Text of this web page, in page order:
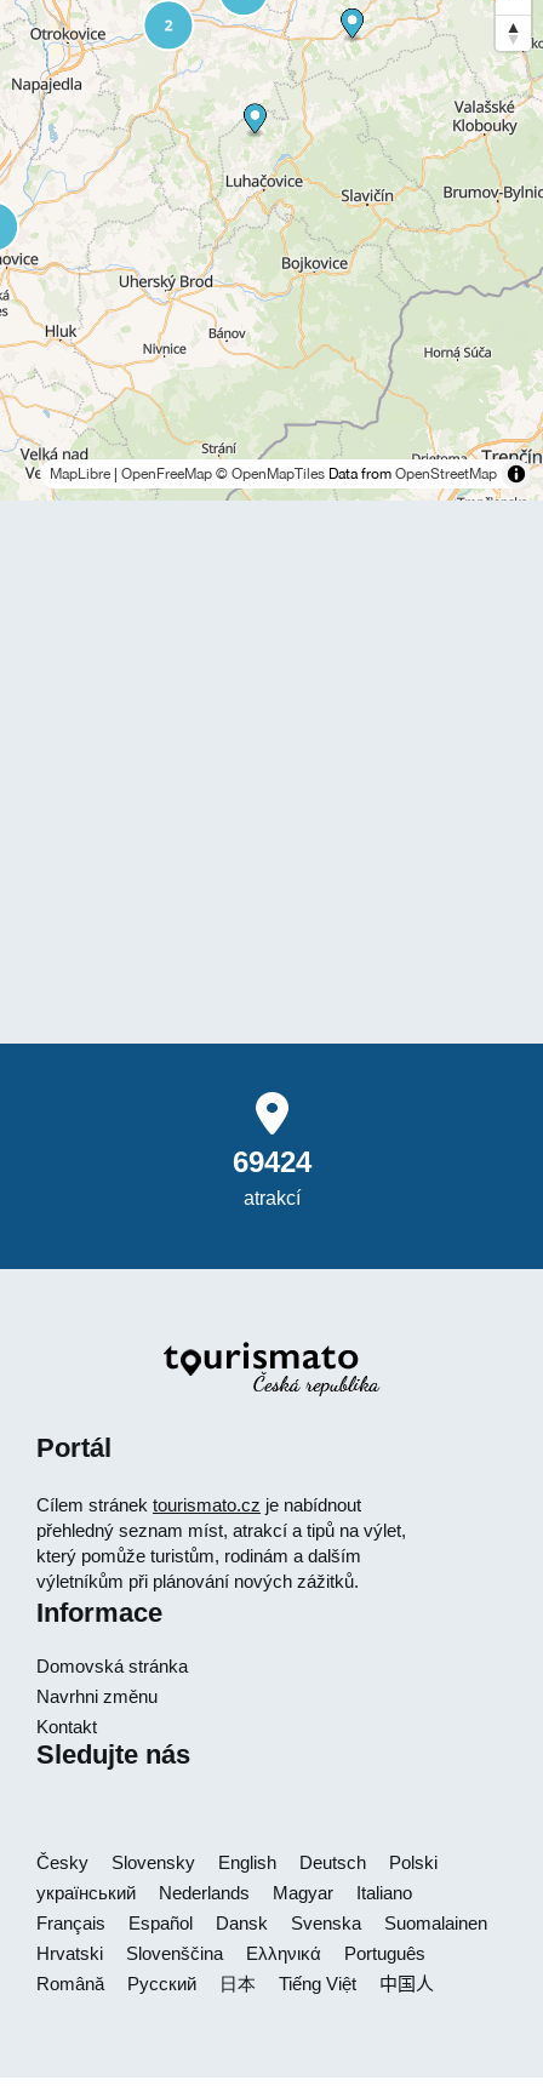
MapLibre OpenFreeMap © OpenMapTiles Data from OpenStreetMap
69424
atrakcí
Portál
Cílem stránek tourismato.cz je nabídnout
přehledný seznam míst, atrakcí a tipů na výlet,
který pomůže turistům, rodinám a dalším
výletníkům při plánování nových zážitků.
Informace
Domovská stránka
Navrhni změnu
Kontakt
Sledujte nás
Česky Slovensky English Deutsch
Polski
український
Nederlands Magyar
Italiano
Français
Español Dansk Svenska
Suomalainen
Hrvatski
Slovenščina Ελληνικά
Português
Română
Русский 日本 Tiếng Việt 中国人